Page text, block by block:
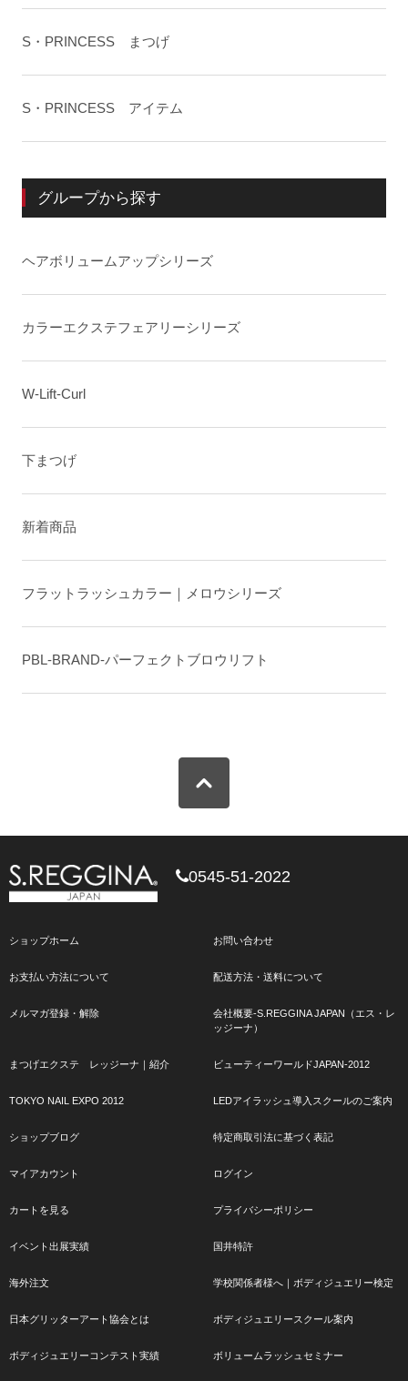
S・PRINCESS まつげ
S・PRINCESS アイテム
グループから探す
ヘアボリュームアップシリーズ
カラーエクステフェアリーシリーズ
W-Lift-Curl
下まつげ
新着商品
フラットラッシュカラー｜メロウシリーズ
PBL-BRAND-パーフェクトブロウリフト
0545-51-2022
ショップホーム お問い合わせ
お支払い方法について 配送方法・送料について
メルマガ登録・解除
会社概要-S.REGGINA JAPAN（エス・レ
ッジーナ）
まつげエクステ レッジーナ｜紹介 ビューティーワールドJAPAN-2012
TOKYO NAIL EXPO 2012 LEDアイラッシュ導入スクールのご案内
ショップブログ 特定商取引法に基づく表記
マイアカウント ログイン
カートを見る プライバシーポリシー
イベント出展実績 国井特許
海外注文 学校関係者様へ｜ボディジュエリー検定
日本グリッターアート協会とは ボディジュエリースクール案内
ボディジュエリーコンテスト実績 ボリュームラッシュセミナー